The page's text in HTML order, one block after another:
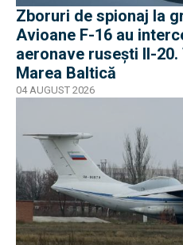
Zboruri de spionaj la
Avioane F-16 au
aeronave rusești Il-
Marea Baltică
04 AUGUST 2026